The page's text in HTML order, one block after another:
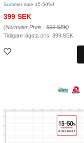
Summer sale 15-50%!
399 SEK
(Normaler Preis : 599 SEK)
Tidigare lägsta pris: 399 SEK